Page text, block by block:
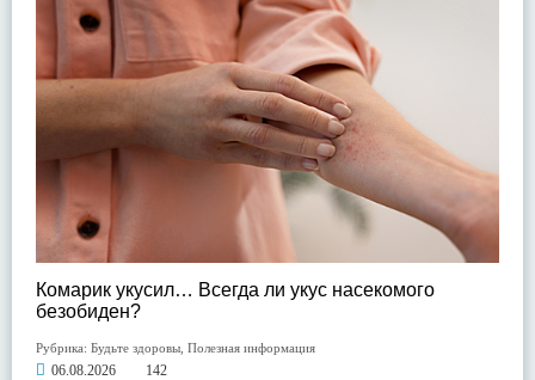
Комарик укусил… Всегда ли укус насекомого
безобиден?
Рубрика: Будьте здоровы Полезная информация
06.08.2026 142